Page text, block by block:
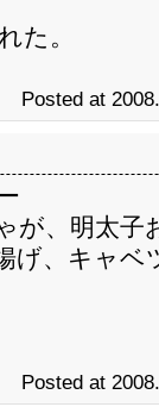
た。
Posted at
が、明太子
げ、キャ
Posted at